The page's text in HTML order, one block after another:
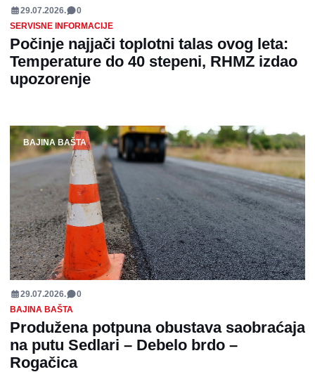
29.07.2026.
0
SERVISNE INFORMACIJE
Počinje najjači toplotni talas ovog leta:
Temperature do 40 stepeni, RHMZ izdao
upozorenje
BAJINA BAŠTA
29.07.2026.
0
BAJINA BAŠTA
Produžena potpuna obustava saobraćaja
na putu Sedlari – Debelo brdo –
Rogačica